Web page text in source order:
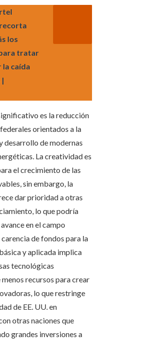
los
tratar
caída
es la reducción
orientados a la
desarrollo de modernas
La creatividad es
el crecimiento de las
sin embargo, la
dar prioridad a otras
lo que podría
en el campo
de fondos para la
y aplicada implica
tecnológicas
recursos para crear
lo que restringe
de EE. UU. en
otras naciones que
grandes inversiones a